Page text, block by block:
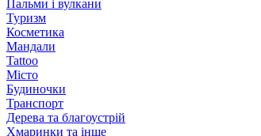
Пальми і вулкани
Туризм
Косметика
Мандали
Tattoo
Місто
Будиночки
Транспорт
Дерева та благоустрій
Хмаринки та інше